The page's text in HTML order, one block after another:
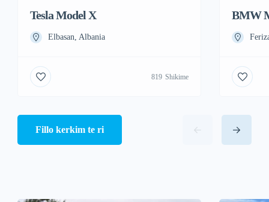
Tesla Model X
Elbasan, Albania
819 Shikime
BMW
Fillo kerkim te ri